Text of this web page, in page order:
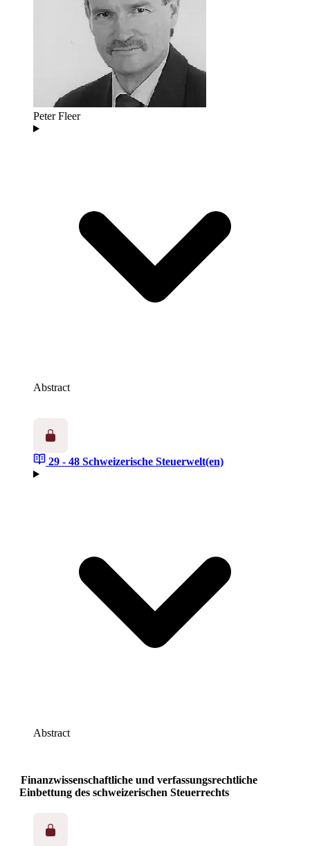
Peter Fleer
Abstract
29 - 48 Schweizerische Steuerwelt(en)
Abstract
Finanzwissenschaftliche und verfassungsrechtliche
Einbettung des schweizerischen Steuerrechts